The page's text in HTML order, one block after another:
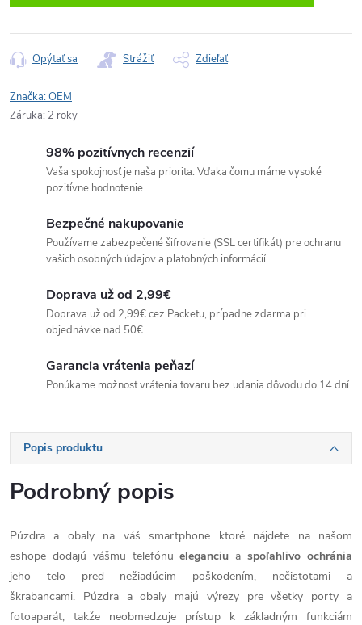
Opýtať sa Strážiť Zdieľať
Značka:OEM
Záruka: 2 roky
98% pozitívnych recenzií
Vaša spokojnosť je naša priorita. Vďaka čomu máme vysoké
pozitívne hodnotenie.
Bezpečné nakupovanie
Používame zabezpečené šifrovanie (SSL certifikát) pre ochranu
vašich osobných údajov a platobných informácií.
Doprava už od 2,99€
Doprava už od 2,99€ cez Packetu, prípadne zdarma pri
objednávke nad 50€.
Garancia vrátenia peňazí
Ponúkame možnosť vrátenia tovaru bez udania dôvodu do 14 dní.
Popis produktu
Podrobný popis
Púzdra a obaly na váš smartphone ktoré nájdete na našom
eshope dodajú vášmu telefónueleganciu aspoľahlivo ochránia
jeho telo pred nežiadúcim poškodením, nečistotami a
škrabancami. Púzdra a obaly majú výrezy pre všetky porty a
fotoaparát, takže neobmedzuje prístup k základným funkciám